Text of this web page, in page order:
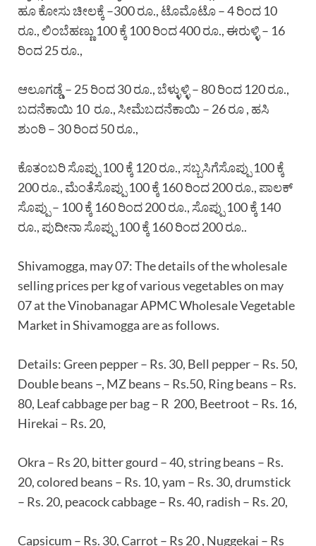
ಹೂ ಕೋಸು ಚೀಲಕ್ಕೆ –300 ರೂ., ಟೊಮೊಟೊ – 4 ರಿಂದ 10
ರೂ., ಲಿಂಬೆಹಣ್ಣು 100 ಕ್ಕೆ 100 ರಿಂದ 400 ರೂ., ಈರುಳ್ಳಿ – 16
ರಿಂದ 25 ರೂ.,
ಆಲೂಗಡ್ಡೆ – 25 ರಿಂದ 30 ರೂ., ಬೆಳ್ಳುಳ್ಳಿ – 80 ರಿಂದ 120 ರೂ.,
ಬದನೆಕಾಯಿ 10 ರೂ., ಸೀಮೆಬದನೆಕಾಯಿ – 26 ರೂ , ಹಸಿ
ಶುಂಠಿ – 30 ರಿಂದ 50 ರೂ.,
ಕೊತಂಬರಿ ಸೊಪ್ಪು 100 ಕ್ಕೆ 120 ರೂ., ಸಬ್ಬಸಿಗೆಸೊಪ್ಪು 100 ಕ್ಕೆ
200 ರೂ., ಮೆಂತೆಸೊಪ್ಪು 100 ಕ್ಕೆ 160 ರಿಂದ 200 ರೂ., ಪಾಲಕ್
ಸೊಪ್ಪು – 100 ಕ್ಕೆ 160 ರಿಂದ 200 ರೂ., ಸೊಪ್ಪು 100 ಕ್ಕೆ 140
ರೂ., ಪುದೀನಾ ಸೊಪ್ಪು 100 ಕ್ಕೆ 160 ರಿಂದ 200 ರೂ..
Shivamogga, may 07: The details of the wholesale
selling prices per kg of various vegetables on may
07 at the Vinobanagar APMC Wholesale Vegetable
Market in Shivamogga are as follows.
Details: Green pepper – Rs. 30, Bell pepper – Rs. 50,
Double beans –, MZ beans – Rs.50, Ring beans – Rs.
80, Leaf cabbage per bag – R 200, Beetroot – Rs. 16,
Hirekai – Rs. 20,
Okra – Rs 20, bitter gourd – 40, string beans – Rs.
20, colored beans – Rs. 10, yam – Rs. 30, drumstick
– Rs. 20, peacock cabbage – Rs. 40, radish – Rs. 20,
Capsicum – Rs. 30, Carrot – Rs 20 , Nuggekai – Rs